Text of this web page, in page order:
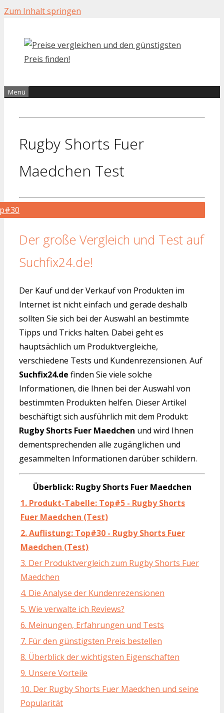
Zum Inhalt springen
Menü
Rugby Shorts Fuer
Maedchen Test
Der große Vergleich und Test auf
Suchfix24.de!
Der Kauf und der Verkauf von Produkten im
Internet ist nicht einfach und gerade deshalb
sollten Sie sich bei der Auswahl an bestimmte
Tipps und Tricks halten. Dabei geht es
hauptsächlich um Produktvergleiche,
verschiedene Tests und Kundenrezensionen. Auf
Suchfix24.de finden Sie viele solche
Informationen, die Ihnen bei der Auswahl von
bestimmten Produkten helfen. Dieser Artikel
beschäftigt sich ausführlich mit dem Produkt:
Rugby Shorts Fuer Maedchen und wird Ihnen
dementsprechenden alle zugänglichen und
gesammelten Informationen darüber schildern.
Überblick: Rugby Shorts Fuer Maedchen
1. Produkt-Tabelle: Top#5 - Rugby Shorts
Fuer Maedchen (Test)
2. Auflistung: Top#30 - Rugby Shorts Fuer
Maedchen (Test)
3. Der Produktvergleich zum Rugby Shorts Fuer
Maedchen
4. Die Analyse der Kundenrezensionen
5. Wie verwalte ich Reviews?
6. Meinungen, Erfahrungen und Tests
7. Für den günstigsten Preis bestellen
8. Überblick der wichtigsten Eigenschaften
9. Unsere Vorteile
10. Der Rugby Shorts Fuer Maedchen und seine
Popularität